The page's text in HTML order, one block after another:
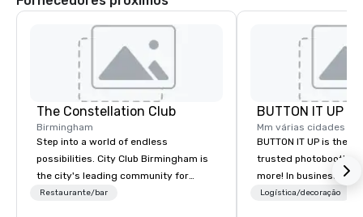
The Constellation Club
Birmingham
Step into a world of endless
possibilities. City Club Birmingham is
the city's leading community for
purpose and connection in the heart
Restaurante/bar
BUTTON IT UP
Mm várias cidades
BUTTON IT UP is the
trusted photobooth
more! In business for 35+ years, we
have the largest
Logística/decoração